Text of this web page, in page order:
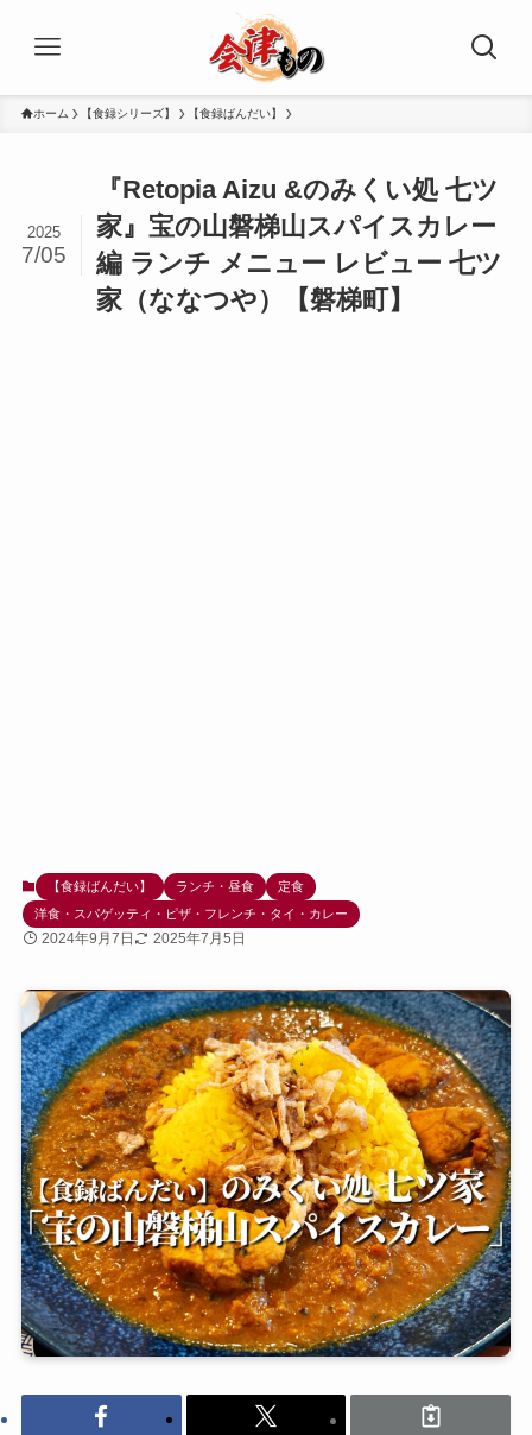
ホーム 【食録シリーズ】 【食録ばんだい】
『Retopia Aizu &のみくい処 七ツ
家』宝の山磐梯山スパイスカレー
編 ランチ メニュー レビュー 七ツ
家（ななつや）【磐梯町】
2025
7/05
【食録ばんだい】 ランチ・昼食
定食
洋食・スパゲッティ・ピザ・フレンチ・タイ・カレー
2024年9月7日 2025年7月5日